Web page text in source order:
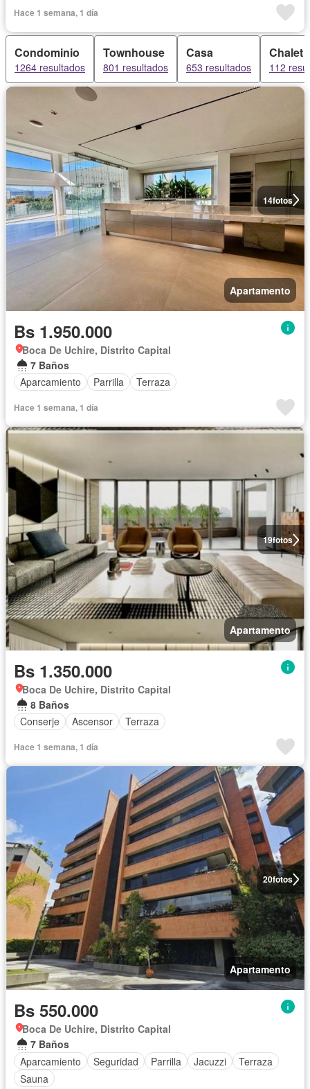
Hace 1 semana, 1 día
Condominio
1264 resultados
Townhouse
801 resultados
Casa
653 resultados
Chalet
112
14fotos
Apartamento
Bs 1.950.000
Boca De Uchire, Distrito Capital
7 Baños
Aparcamiento
Parrilla Terraza
Hace 1 semana, 1 día
19fotos
Apartamento
Bs 1.350.000
Boca De Uchire, Distrito Capital
8 Baños
Conserje
Ascensor Terraza
Hace 1 semana, 1 día
20fotos
Apartamento
Bs 550.000
Boca De Uchire, Distrito Capital
7 Baños
Aparcamiento
Seguridad Parrilla Jacuzzi
Terraza
Sauna